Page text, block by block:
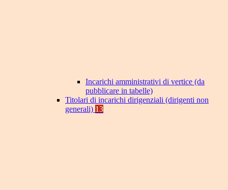
Incarichi amministrativi di vertice (da
pubblicare in tabelle)
Titolari di incarichi dirigenziali (dirigenti non
generali) 13